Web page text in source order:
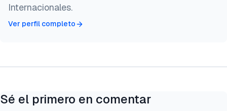
Internacionales.
Ver perfil completo
Sé el primero en comentar